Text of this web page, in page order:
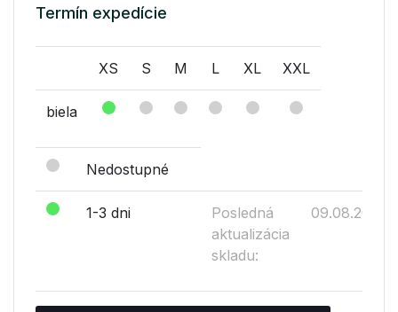
Termín expedície
XS S M L XL XXL
biela
Nedostupné
1-3 dni
Posledná
aktualizácia
skladu:
09.08.2026